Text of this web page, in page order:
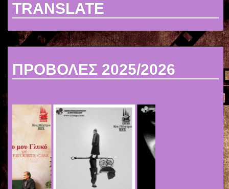
TRANSLATE
ΠΡΟΒΟΛΕΣ 2025/2026